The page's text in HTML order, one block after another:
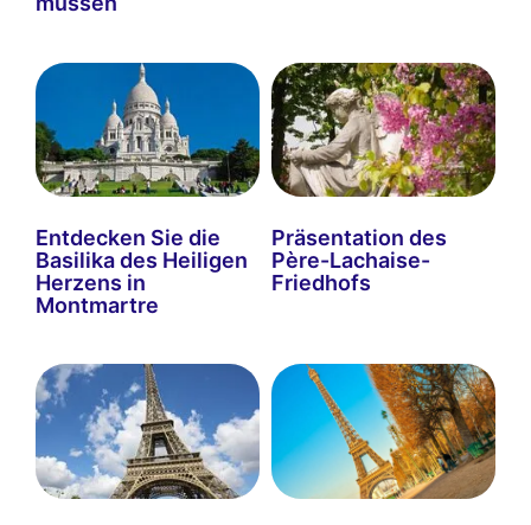
Entdecken Sie die
Basilika des Heiligen
Herzens in
Montmartre
Präsentation des
Père-Lachaise-
Friedhofs